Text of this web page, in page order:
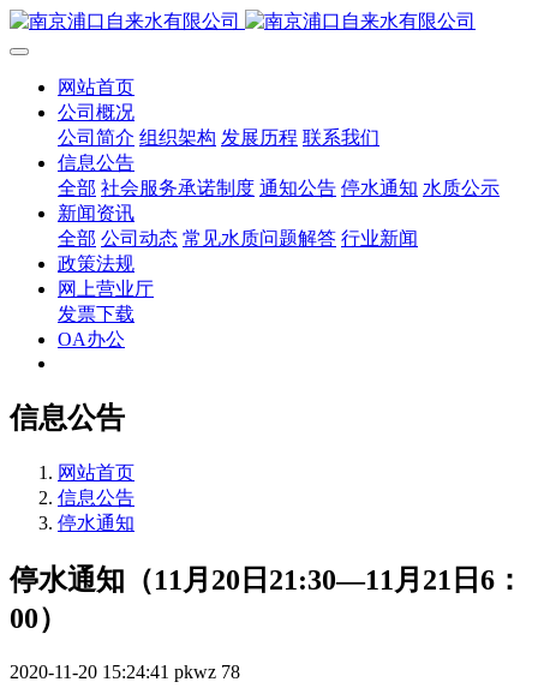
网站首页
公司概况
公司简介 组织架构 发展历程 联系我们
信息公告
全部 社会服务承诺制度 通知公告 停水通知 水质公示
新闻资讯
全部 公司动态 常见水质问题解答 行业新闻
政策法规
网上营业厅
发票下载
OA办公
信息公告
网站首页
信息公告
停水通知
停水通知（11月20日21:30—11月21日6：
00）
2020-11-20 15:24:41 pkwz 78